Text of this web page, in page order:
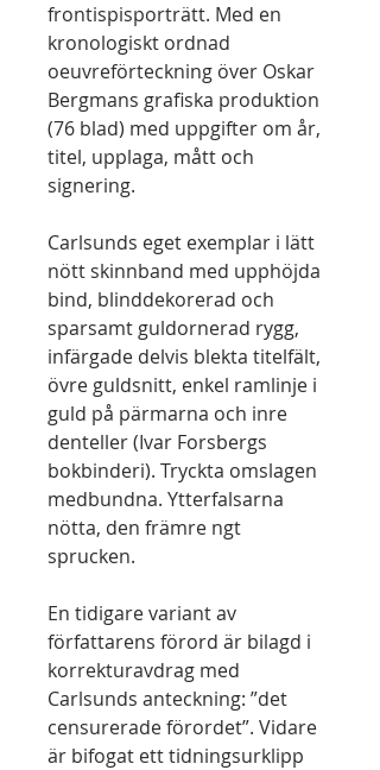
frontispisporträtt. Med en
kronologiskt ordnad
oeuvreförteckning över Oskar
Bergmans grafiska produktion
(76 blad) med uppgifter om år,
titel, upplaga, mått och
signering.
Carlsunds eget exemplar i lätt
nött skinnband med upphöjda
bind, blinddekorerad och
sparsamt guldornerad rygg,
infärgade delvis blekta titelfält,
övre guldsnitt, enkel ramlinje i
guld på pärmarna och inre
denteller (Ivar Forsbergs
bokbinderi). Tryckta omslagen
medbundna. Ytterfalsarna
nötta, den främre ngt
sprucken.
En tidigare variant av
författarens förord är bilagd i
korrekturavdrag med
Carlsunds anteckning: ”det
censurerade förordet”. Vidare
är bifogat ett tidningsurklipp